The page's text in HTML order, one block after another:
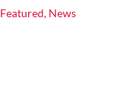
Featured, News